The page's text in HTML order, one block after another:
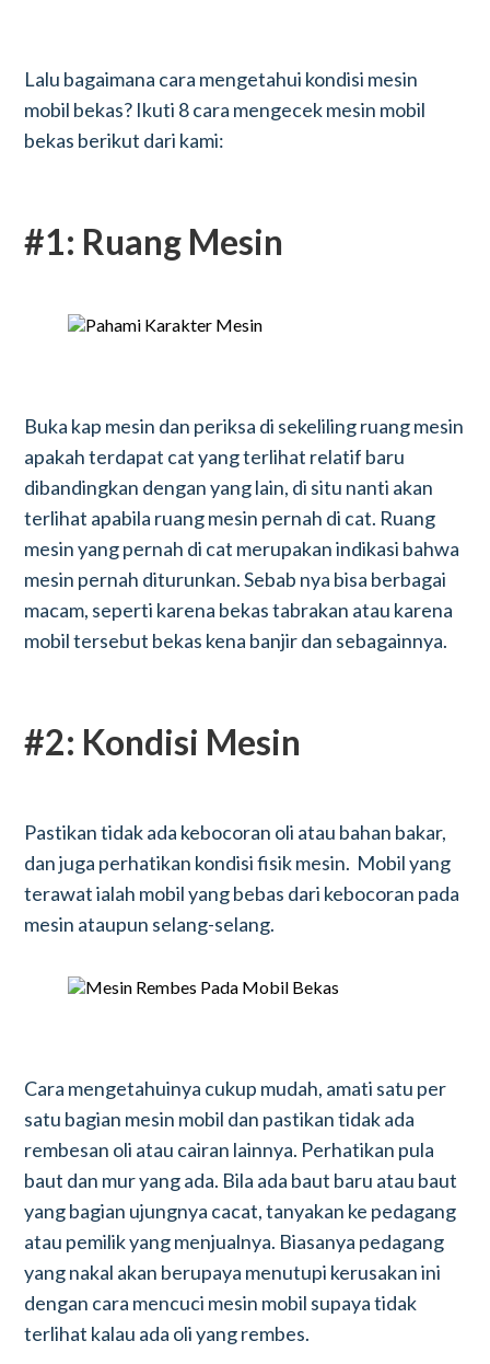
Lalu bagaimana cara mengetahui kondisi mesin
mobil bekas? Ikuti 8 cara mengecek mesin mobil
bekas berikut dari kami:
#1: Ruang Mesin
Buka kap mesin dan periksa di sekeliling ruang mesin
apakah terdapat cat yang terlihat relatif baru
dibandingkan dengan yang lain, di situ nanti akan
terlihat apabila ruang mesin pernah di cat. Ruang
mesin yang pernah di cat merupakan indikasi bahwa
mesin pernah diturunkan. Sebab nya bisa berbagai
macam, seperti karena bekas tabrakan atau karena
mobil tersebut bekas kena banjir dan sebagainnya.
#2: Kondisi Mesin
Pastikan tidak ada kebocoran oli atau bahan bakar,
dan juga perhatikan kondisi fisik mesin. Mobil yang
terawat ialah mobil yang bebas dari kebocoran pada
mesin ataupun selang-selang.
Cara mengetahuinya cukup mudah, amati satu per
satu bagian mesin mobil dan pastikan tidak ada
rembesan oli atau cairan lainnya. Perhatikan pula
baut dan mur yang ada. Bila ada baut baru atau baut
yang bagian ujungnya cacat, tanyakan ke pedagang
atau pemilik yang menjualnya. Biasanya pedagang
yang nakal akan berupaya menutupi kerusakan ini
dengan cara mencuci mesin mobil supaya tidak
terlihat kalau ada oli yang rembes.